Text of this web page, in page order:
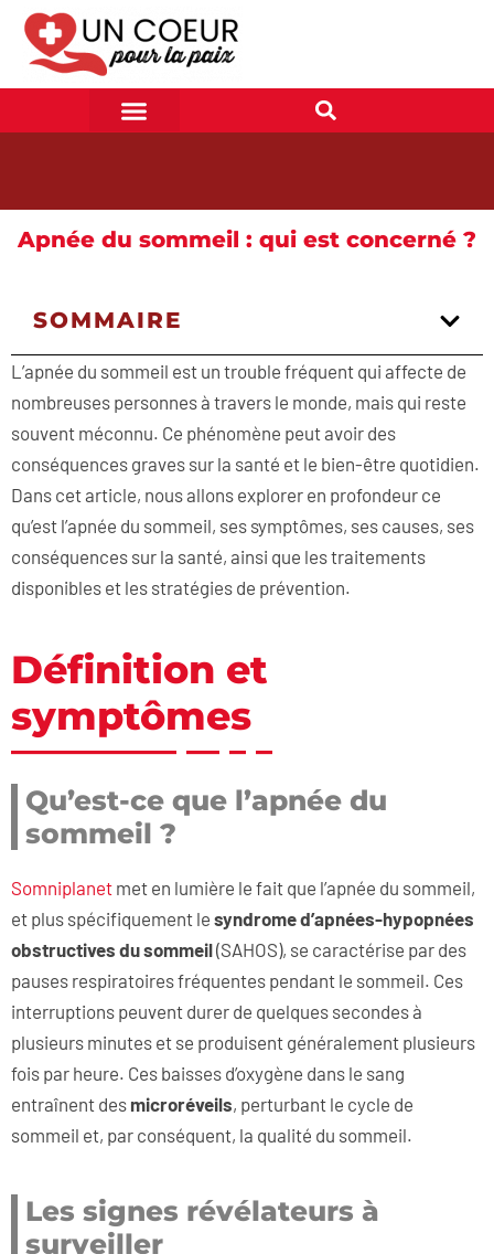
Apnée du sommeil : qui est concerné ?
SOMMAIRE
L’apnée du sommeil est un trouble fréquent qui affecte de
nombreuses personnes à travers le monde, mais qui reste
souvent méconnu. Ce phénomène peut avoir des
conséquences graves sur la santé et le bien-être quotidien.
Dans cet article, nous allons explorer en profondeur ce
qu’est l’apnée du sommeil, ses symptômes, ses causes, ses
conséquences sur la santé, ainsi que les traitements
disponibles et les stratégies de prévention.
Définition et
symptômes
Qu’est-ce que l’apnée du
sommeil ?
Somniplanet met en lumière le fait que l’apnée du sommeil,
et plus spécifiquement le syndrome d’apnées-hypopnées
obstructives du sommeil(SAHOS), se caractérise par des
pauses respiratoires fréquentes pendant le sommeil. Ces
interruptions peuvent durer de quelques secondes à
plusieurs minutes et se produisent généralement plusieurs
fois par heure. Ces baisses d’oxygène dans le sang
entraînent des microréveils, perturbant le cycle de
sommeil et, par conséquent, la qualité du sommeil.
Les signes révélateurs à
surveiller